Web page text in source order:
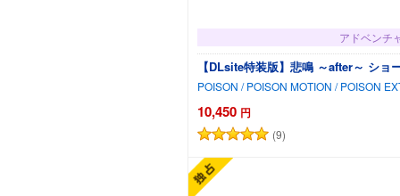
アドベンチ
【DLsite特装版】悲鳴 ～after～ ショ
POISON / POISON MOTION / POISON
10,450 円
(9)